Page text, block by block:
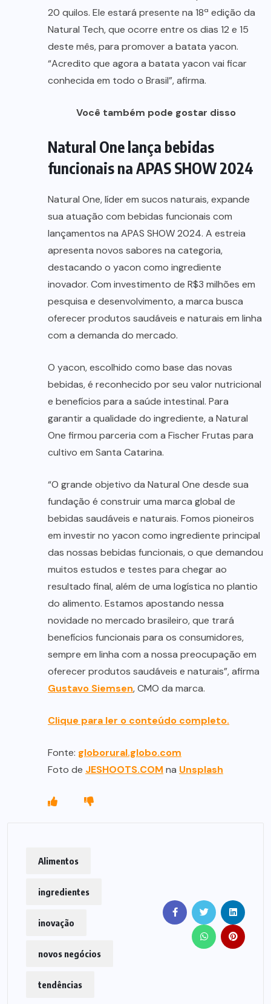
20 quilos. Ele estará presente na 18ª edição da
Natural Tech, que ocorre entre os dias 12 e 15
deste mês, para promover a batata yacon.
“Acredito que agora a batata yacon vai ficar
conhecida em todo o Brasil”, afirma.
Você também pode gostar disso
Natural One lança bebidas
funcionais na APAS SHOW 2024
Natural One, líder em sucos naturais, expande
sua atuação com bebidas funcionais com
lançamentos na APAS SHOW 2024. A estreia
apresenta novos sabores na categoria,
destacando o yacon como ingrediente
inovador. Com investimento de R$3 milhões em
pesquisa e desenvolvimento, a marca busca
oferecer produtos saudáveis e naturais em linha
com a demanda do mercado.
O yacon, escolhido como base das novas
bebidas, é reconhecido por seu valor nutricional
e benefícios para a saúde intestinal. Para
garantir a qualidade do ingrediente, a Natural
One firmou parceria com a Fischer Frutas para
cultivo em Santa Catarina.
“O grande objetivo da Natural One desde sua
fundação é construir uma marca global de
bebidas saudáveis e naturais. Fomos pioneiros
em investir no yacon como ingrediente principal
das nossas bebidas funcionais, o que demandou
muitos estudos e testes para chegar ao
resultado final, além de uma logística no plantio
do alimento. Estamos apostando nessa
novidade no mercado brasileiro, que trará
benefícios funcionais para os consumidores,
sempre em linha com a nossa preocupação em
oferecer produtos saudáveis e naturais”, afirma
Gustavo Siemsen, CMO da marca.
Clique para ler o conteúdo completo.
Fonte: globorural.globo.com
Foto de JESHOOTS.COM na Unsplash
Alimentos
ingredientes
inovação
novos negócios
tendências